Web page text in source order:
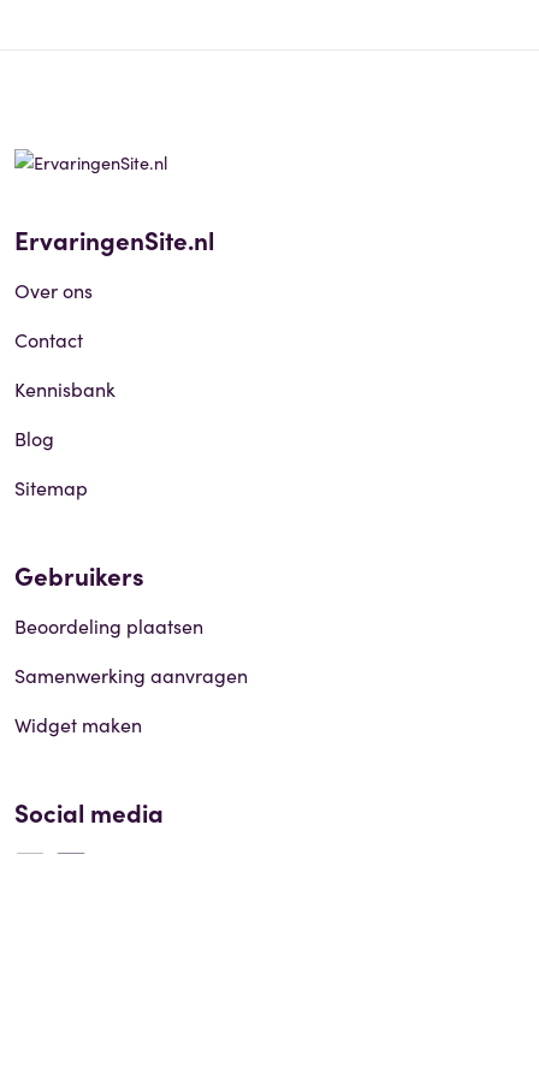
ErvaringenSite.nl
Over ons
Contact
Kennisbank
Blog
Sitemap
Gebruikers
Beoordeling plaatsen
Samenwerking aanvragen
Widget maken
Social media